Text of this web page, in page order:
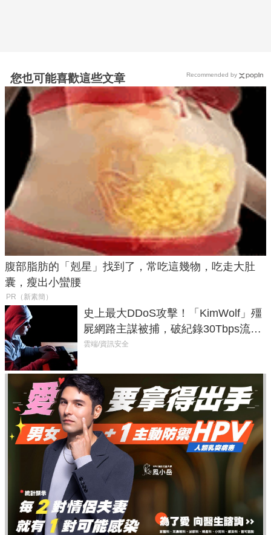
您也可能喜歡這些文章
腹部脂肪的「剋星」找到了，常吃這幾物，吃走大肚
囊，瘦出小蠻腰
PR（新素簡）
史上最大DDoS攻擊！「KimWolf」殭
屍網路主謀被捕，破紀錄30Tbps流量
癱瘓全球！
雲端/資訊安全
Recommended by